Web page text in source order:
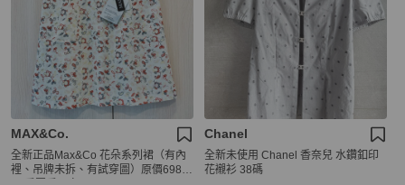
MAX&Co.
全新正品Max&Co 花朵系列裙（有內
裡、吊牌未拆、有試穿圖）原價6980
Chanel
全新未使用 Chanel 香奈兒 水鑽釦印
花襯衫 38碼